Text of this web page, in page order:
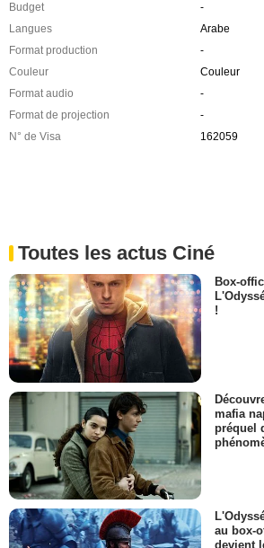
Budget
-
Langues
Arabe
Format production
-
Couleur
Couleur
Format audio
-
Format de projection
-
N° de Visa
162059
Toutes les actus Ciné
Box-
!
mafia
préquel
au box-
devient